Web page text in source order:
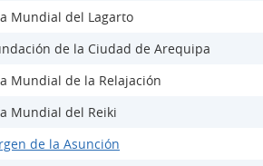
Mundial del Lagarto
de la Ciudad de Arequipa
Mundial de la Relajación
Mundial del Reiki
de la Asunción